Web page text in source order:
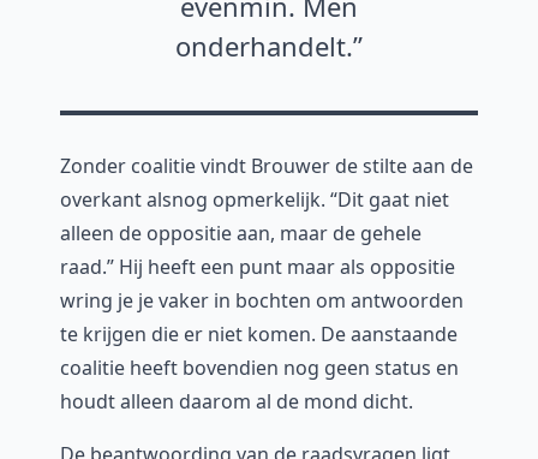
onderhandelt.
Zonder coalitie vindt Brouwer de stilte aan de
overkant alsnog opmerkelijk. “Dit gaat niet
alleen de oppositie aan, maar de gehele
raad.” Hij heeft een punt maar als oppositie
wring je je vaker in bochten om antwoorden
te krijgen die er niet komen. De aanstaande
coalitie heeft bovendien nog geen status en
houdt alleen daarom al de mond dicht.